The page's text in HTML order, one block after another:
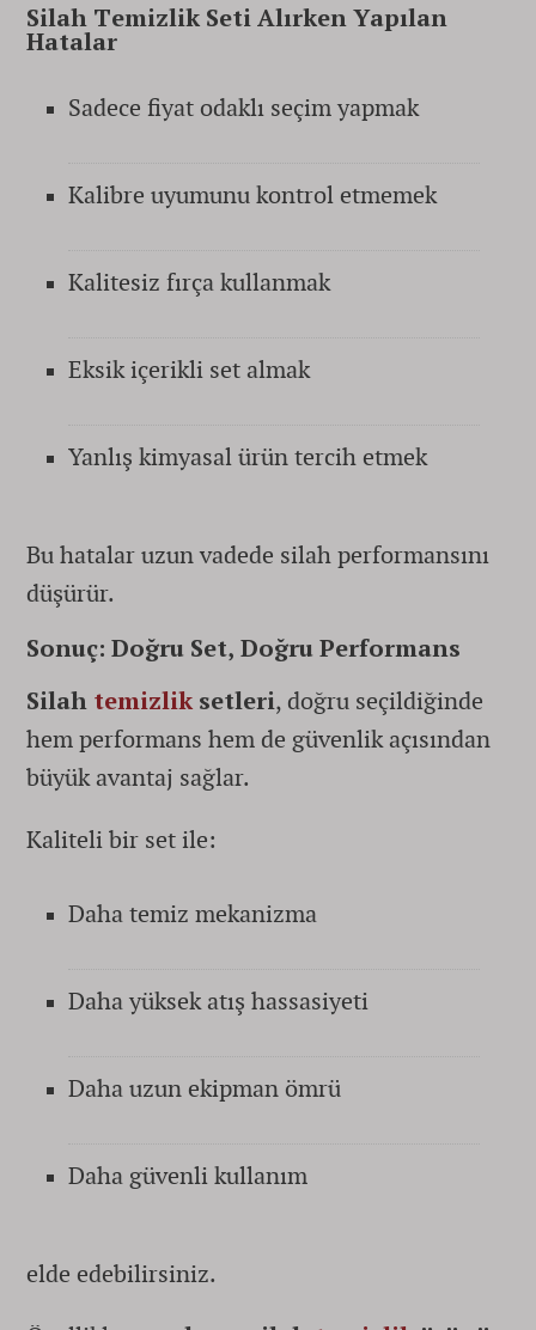
Silah Temizlik Seti Alırken Yapılan
Hatalar
Sadece fiyat odaklı seçim yapmak
Kalibre uyumunu kontrol etmemek
Kalitesiz fırça kullanmak
Eksik içerikli set almak
Yanlış kimyasal ürün tercih etmek
Bu hatalar uzun vadede silah performansını
düşürür.
Sonuç: Doğru Set, Doğru Performans
Silah temizliksetleri, doğru seçildiğinde
hem performans hem de güvenlik açısından
büyük avantaj sağlar.
Kaliteli bir set ile:
Daha temiz mekanizma
Daha yüksek atış hassasiyeti
Daha uzun ekipman ömrü
Daha güvenli kullanım
elde edebilirsiniz.